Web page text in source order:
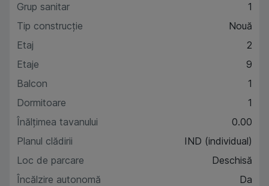
Grup sanitar
1
Tip construcție
Nouă
Etaj
2
Etaje
9
Balcon
1
Dormitoare
1
Înălțimea tavanului
0.00
Planul clădirii
IND (individual)
Loc de parcare
Deschisă
Încălzire autonomă
Da